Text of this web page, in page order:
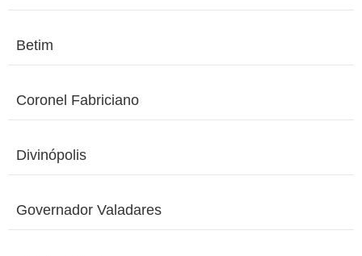
Betim
Coronel Fabriciano
Divinópolis
Governador Valadares